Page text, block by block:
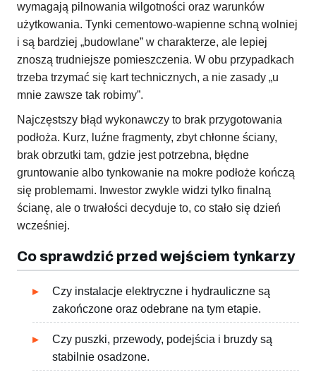
wymagają pilnowania wilgotności oraz warunków
użytkowania. Tynki cementowo-wapienne schną wolniej
i są bardziej „budowlane” w charakterze, ale lepiej
znoszą trudniejsze pomieszczenia. W obu przypadkach
trzeba trzymać się kart technicznych, a nie zasady „u
mnie zawsze tak robimy”.
Najczęstszy błąd wykonawczy to brak przygotowania
podłoża. Kurz, luźne fragmenty, zbyt chłonne ściany,
brak obrzutki tam, gdzie jest potrzebna, błędne
gruntowanie albo tynkowanie na mokre podłoże kończą
się problemami. Inwestor zwykle widzi tylko finalną
ścianę, ale o trwałości decyduje to, co stało się dzień
wcześniej.
Co sprawdzić przed wejściem tynkarzy
Czy instalacje elektryczne i hydrauliczne są
zakończone oraz odebrane na tym etapie.
Czy puszki, przewody, podejścia i bruzdy są
stabilnie osadzone.